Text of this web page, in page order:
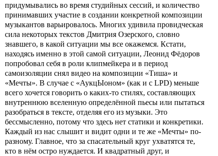
придумывались во время студийных сессий, и количество
принимавших участие в создании конкретной композиции
музыкантов варьировалось. Многих удивила провидческая
сила некоторых текстов Дмитрия Озерского, словно
знавшего, в какой ситуации мы все окажемся. Кстати,
находясь именно в этой самой ситуации, Леонид Фёдоров
попробовал себя в роли клипмейкера и в период
самоизоляции снял видео на композиции «Тиша» и
«Мечты». В случае с «АукцЫоном» (как и с LPD) меньше
всего хочется говорить о каких-то стилях, составляющих
внутреннюю вселенную определённой пьесы или пытаться
разобраться в тексте, отделяя его из музыки. Это
бессмысленно, потому что здесь нет статики и конкретики.
Каждый из нас слышит и видит одни и те же «Мечты» по-
разному. Главное, что за спасательный круг ухватятся те,
кто в нём остро нуждается. И квадратный друг, и